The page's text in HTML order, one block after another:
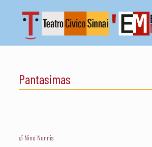
Pantasimas
diNino Nonnis